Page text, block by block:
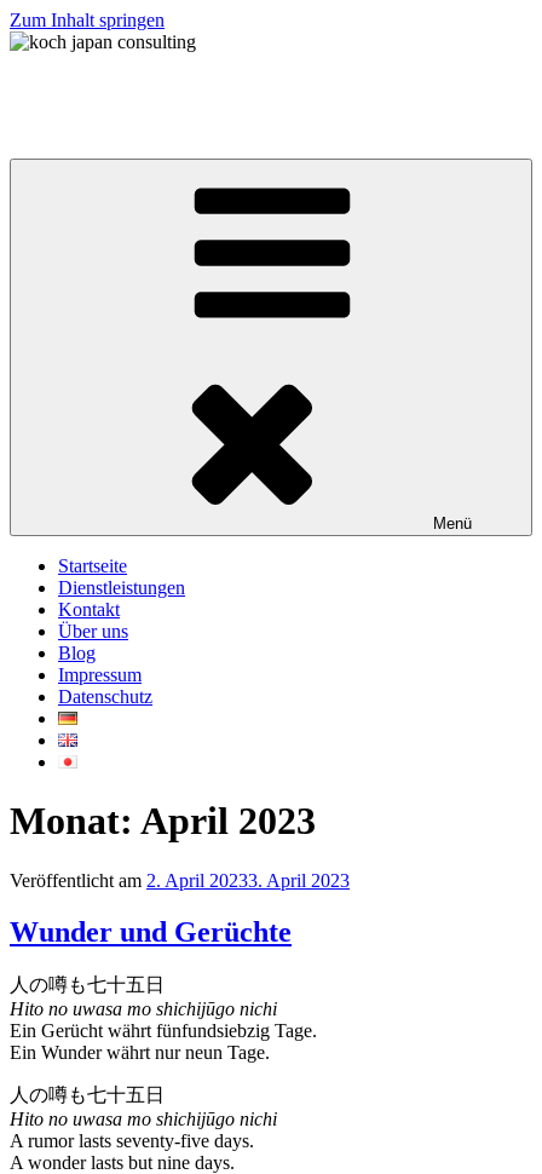
Zum Inhalt springen
Menü
Startseite
Dienstleistungen
Kontakt
Über uns
Blog
Impressum
Datenschutz
Monat: April 2023
Veröffentlicht am 2. April 20233. April 2023
Wunder und Gerüchte
人の噂も七十五日
Hito no uwasa mo shichijūgo nichi
Ein Gerücht währt fünfundsiebzig Tage.
Ein Wunder währt nur neun Tage.
人の噂も七十五日
Hito no uwasa mo shichijūgo nichi
A rumor lasts seventy-five days.
A wonder lasts but nine days.